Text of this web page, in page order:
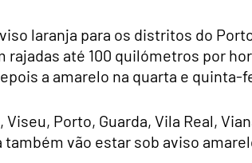
laranja para os distritos do
rajadas até 100 quilómetros por
a amarelo na quarta e quinta-
Porto, Guarda, Vila Real,
também vão estar sob aviso